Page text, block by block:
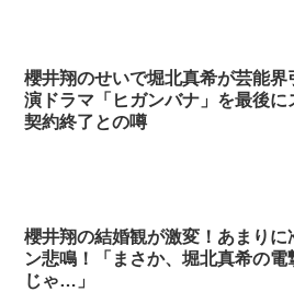
櫻井翔のせいで堀北真希が芸能
演ドラマ「ヒガンバナ」を最後
契約終了との噂
櫻井翔の結婚観が激変！あまりに
ン悲鳴！「まさか、堀北真希の
じゃ…」